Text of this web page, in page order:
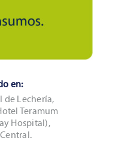
en:
de Lechería,
Teramum
Hospital),